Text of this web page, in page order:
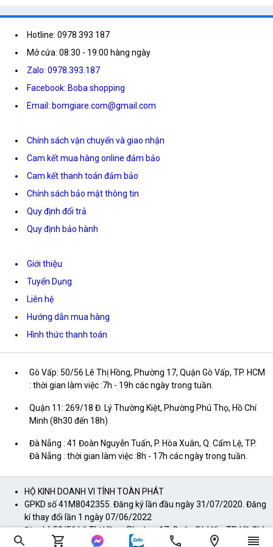
Hotline: 0978 393 187
Mở cửa: 08:30 - 19:00 hàng ngày
Zalo: 0978.393.187
Facebook: Boba shopping
Email: bomgiare.com@gmail.com
Chính sách vận chuyển và giao nhận
Cam kết mua hàng online đảm bảo
Cam kết thanh toán đảm bảo
Chính sách bảo mật thông tin
Quy định đổi trả
Quy định bảo hành
Giới thiệu
Tuyển Dụng
Liên hệ
Hướng dẫn mua hàng
Hình thức thanh toán
Gò Vấp: 50/56 Lê Thị Hồng, Phường 17, Quận Gò Vấp, TP. HCM
: thời gian làm việc :7h - 19h các ngày trong tuần.
Quận 11: 269/18 Đ. Lý Thường Kiệt, Phường Phú Thọ, Hồ Chí
Minh (8h30 đến 18h)
Đà Nẵng : 41 Đoàn Nguyễn Tuấn, P. Hòa Xuân, Q. Cẩm Lệ, TP.
Đà Nẵng : thời gian làm việc :8h - 17h các ngày trong tuần.
HỘ KINH DOANH VI TÍNH TOÀN PHÁT
GPKD số 41M8042355. Đăng ký lần đầu ngày 31/07/2020. Đăng
kí thay đổi lần 1 ngày 07/06/2022
Địa chỉ: 50/56 Lê Thị Hồng, Phường 17, Quận Gò Vấp, TP. Hồ Chí